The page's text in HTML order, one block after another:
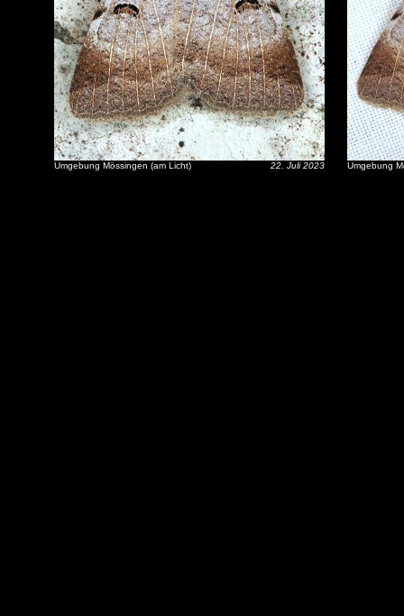
Umgebung Mössingen (am Licht) 22. Juli 2023 Umgebung